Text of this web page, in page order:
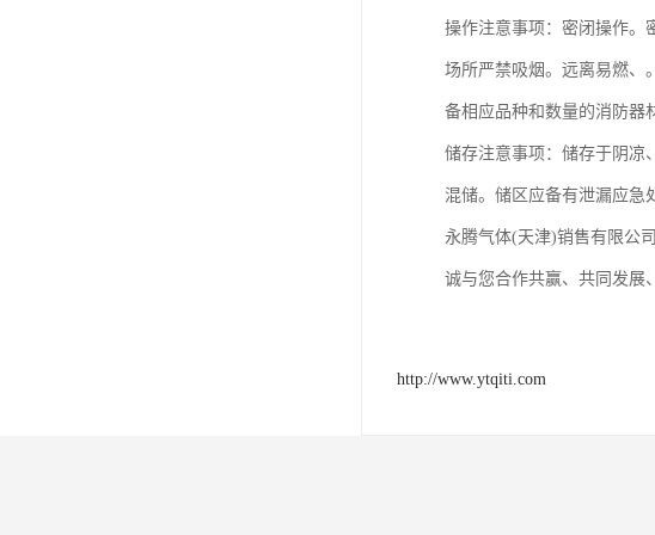
操作注意事项：密闭操作。
场所严禁吸烟。远离易燃、
备相应品种和数量的消防器
储存注意事项：储存于阴凉
混储。储区应备有泄漏应急
永腾气体(天津)销售有限公
诚与您合作共赢、共同发展
http://www.ytqiti.com